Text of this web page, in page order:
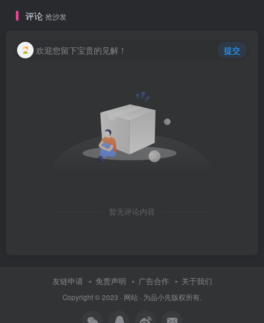
评论 抢沙发
欢迎您留下宝贵的见解！ 提交
暂无评论内容
友链申请 免责声明 广告合作 关于我们
Copyright © 2023 · 网站 · 为品小先版权所有.